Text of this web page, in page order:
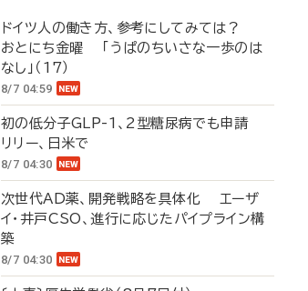
ドイツ人の働き方、参考にしてみては？
おとにち金曜 「うぱのちいさな一歩のは
なし」（17）
8/7 04:59
初の低分子GLP-1、2型糖尿病でも申請
リリー、日米で
8/7 04:30
次世代AD薬、開発戦略を具体化 エーザ
イ・井戸CSO、進行に応じたパイプライン構
築
8/7 04:30